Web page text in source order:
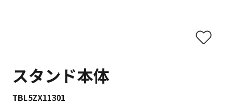
スタンド本体
TBL5ZX11301